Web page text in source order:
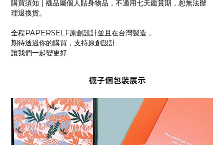
購買須知
襪品屬個人貼身物品，不適用七天鑑賞期，恕無法辦
理退換貨。
全程 PAPERSELF原創設計並且在台灣製造，
期待透過你的購買，支持原創設計
讓我們一起變更好